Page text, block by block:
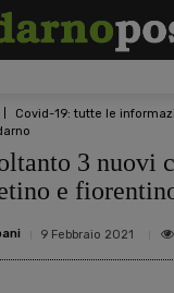
Covid-19: tutte le
3 nuovi
e
9 Febbraio 2021